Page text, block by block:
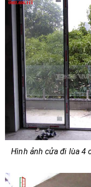
Hình ảnh cửa đi lùa 4